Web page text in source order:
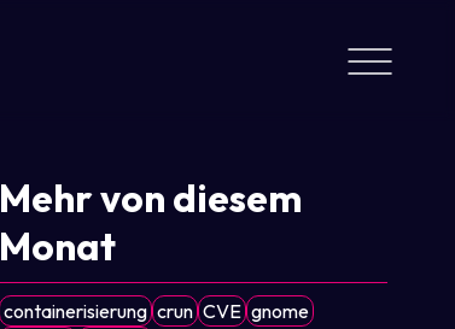
Mehr von diesem
Monat
containerisierung crun CVE gnome